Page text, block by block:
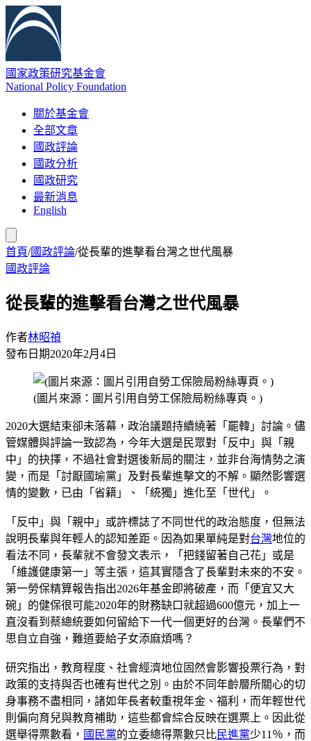
國家政策研究基金會
National Policy Foundation
關於基金會
全部文章
國政評論
國政分析
國政研究
最新消息
English
首頁/國政評論/從長輩的進擊看台灣之世代風暴
國政評論
從長輩的進擊看台灣之世代風暴
作者林昭禎
發布日期2020年2月4日
(圖片來源：圖片引用自勞工保險局粉絲專頁。)
2020大選結束卻未落幕，政治議題持續繞著「罷韓」討論。儘
管媒體與評論一致認為，今年大選是民眾對「反中」與「親
中」的抉擇，不過社會對選後新局的關注，並非台海情勢之演
變，而是「討厭國瑜黨」及對長輩進擊文的不解。顯然影響選
情的變數，已由「省籍」、「統獨」進化至「世代」。
「反中」與「親中」或許標誌了不同世代的政治態度，但無法
說明長輩與年輕人的認知差距。因為如果單純是對台灣地位的
看法不同，長輩就不會發文表示，「把錢留著自己花」或是
「維護健康第一」等主張，這其實隱含了長輩對未來的不安。
第一勞保精算報告指出2026年基金即將破產，而「便宜又大
碗」的健保很可能2020年的財務缺口就超過600億元，加上一
直沒看到蔡總統要如何留給下一代一個更好的台灣。長輩們不
思自立自強，難道要給子女添麻煩嗎？
研究指出，教育程度、社會經濟地位固然會影響投票行為，對
政策的支持與否也確有世代之別。由於不同年齡層所關心的切
身事務不盡相同，諸如年長者較重視年金、福利，而年輕世代
則偏向育兒與教育補助，這些都會綜合反映在選票上。因此從
選舉得票數看， 國民黨的立委總得票數只比民進黨少11％，而